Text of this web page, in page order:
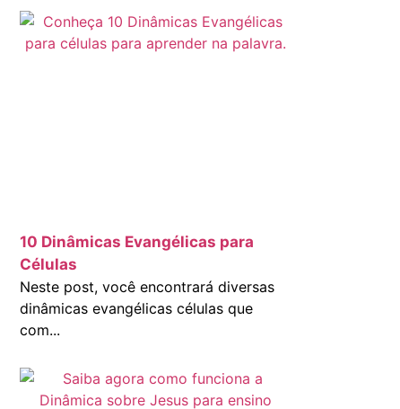
10 Dinâmicas Evangélicas para
Células
Neste post, você encontrará diversas
dinâmicas evangélicas células que
com...